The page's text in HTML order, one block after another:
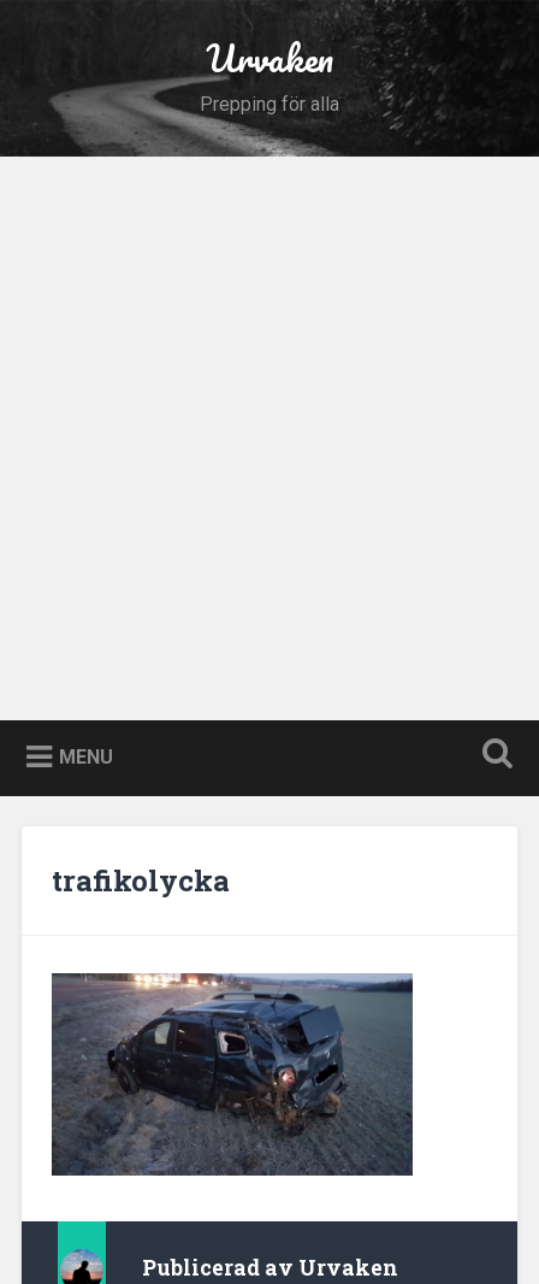
Urvaken
Prepping för alla
MENU
trafikolycka
Publicerad av Urvaken